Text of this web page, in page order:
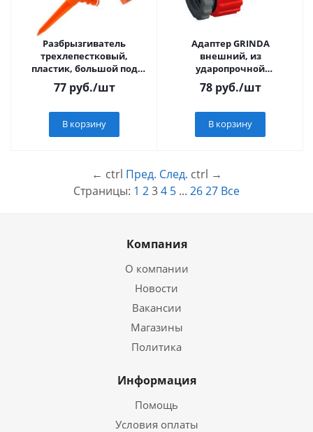
Разбрызгиватель
трехлепестковый,
пластик, большой под
коннектор, 00-00000294
77руб./шт
В корзину
Адаптер GRINDA
внешний, из
ударопрочной
пластмассы, 1/2"-3/4"
78руб./шт
В корзину
← ctrl Пред. След. ctrl →
Страницы: 1 234 5 ... 2627 Все
Компания
О компании
Новости
Вакансии
Магазины
Политика
Информация
Помощь
Условия оплаты